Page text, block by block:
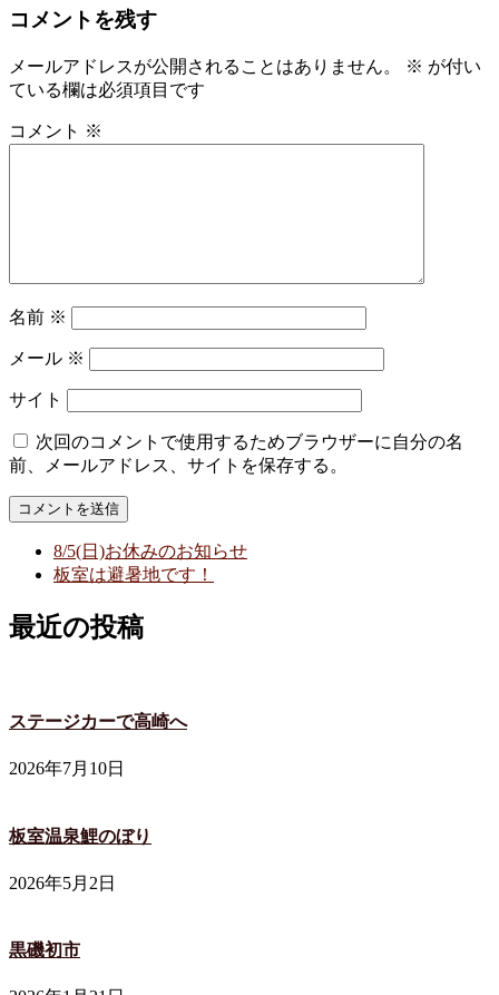
コメントを残す
メールアドレスが公開されることはありません。 ※ が付い
ている欄は必須項目です
コメント ※
名前 ※
メール ※
サイト
次回のコメントで使用するためブラウザーに自分の名
前、メールアドレス、サイトを保存する。
8/5(日)お休みのお知らせ
板室は避暑地です！
最近の投稿
ステージカーで高崎へ
2026年7月10日
板室温泉鯉のぼり
2026年5月2日
黒磯初市